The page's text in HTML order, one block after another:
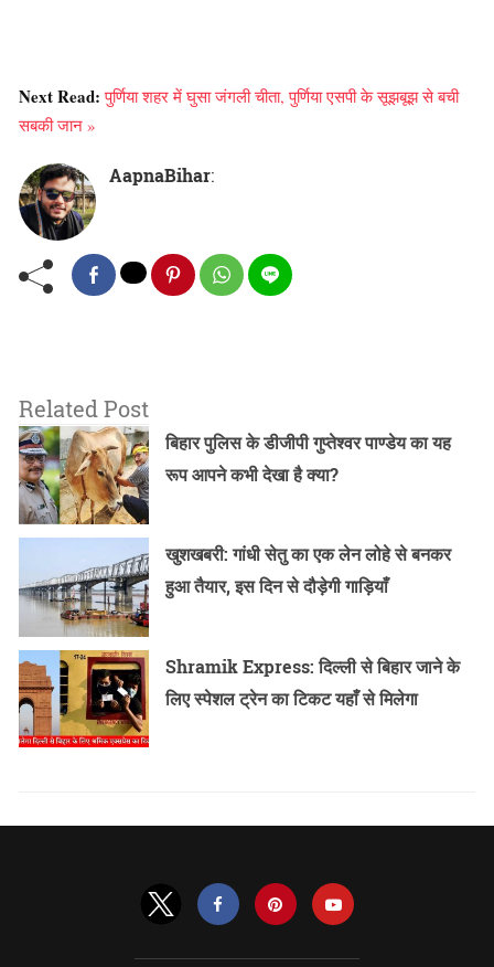
Next Read:पुर्णिया शहर में घुसा जंगली चीता, पुर्णिया एसपी के सूझबूझ से बची
सबकी जान »
AapnaBihar:
Related Post
बिहार पुलिस के डीजीपी गुप्तेश्वर पाण्डेय का यह
रूप आपने कभी देखा है क्या?
खुशखबरी: गांधी सेतु का एक लेन लोहे से बनकर
हुआ तैयार, इस दिन से दौड़ेगी गाड़ियाँ
Shramik Express: दिल्ली से बिहार जाने के
लिए स्पेशल ट्रेन का टिकट यहाँ से मिलेगा